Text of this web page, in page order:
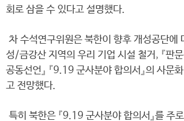
회로 삼을 수 있다고 설명했다.
차 수석연구위원은 북한이 향후 개성공단에
성/금강산 지역의 우리 기업 시설 철거, 『판문
공동선언』 『9.19 군사분야 합의서』의 사문
고 전망했다.
특히 북한은 『9.19 군사분야 합의서』를 주